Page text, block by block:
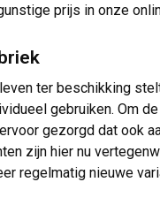
prijs in onze
ter beschikking
gebruiken. Om
gezorgd dat ook
zijn hier nu
regelmatig nieuwe